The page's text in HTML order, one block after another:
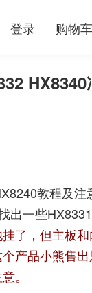
登录 购物车
教程及注
一些HX8331
了，但主板
产品小熊售
。